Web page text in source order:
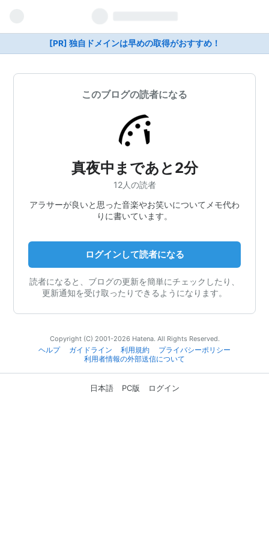
[PR] 独自ドメインは早めの取得がおすすめ！
このブログの読者になる
真夜中まであと2分
12人の読者
アラサーが良いと思った音楽やお笑いについてメモ代わ
りに書いています。
ログインして読者になる
読者になると、ブログの更新を簡単にチェックしたり、
更新通知を受け取ったりできるようになります。
Copyright (C) 2001-2026 Hatena. All Rights Reserved.
ヘルプ
ガイドライン 利用規約
プライバシーポリシー
利用者情報の外部送信について
日本語 PC版 ログイン